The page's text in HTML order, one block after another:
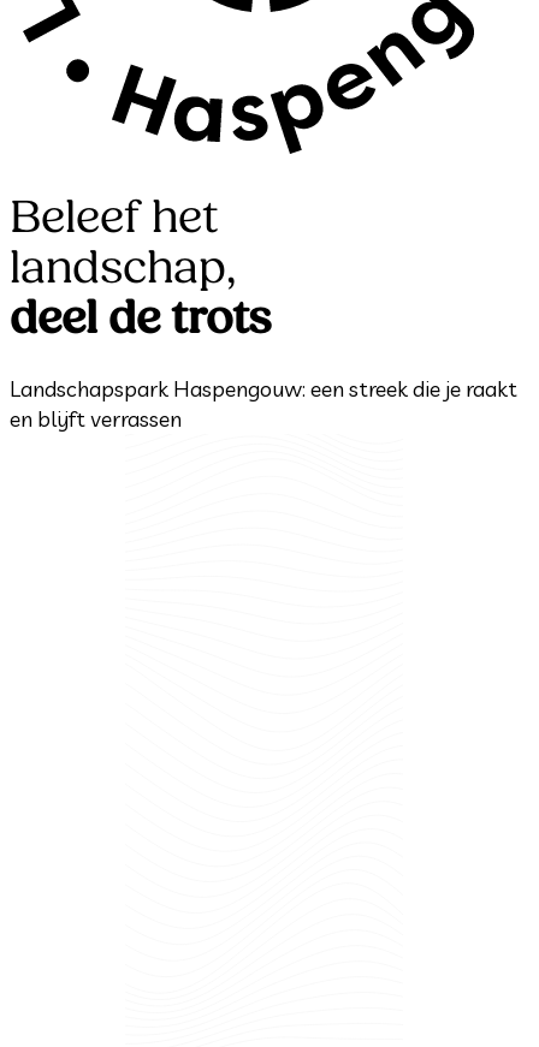
Beleef het
landschap,
deel de trots
Landschapspark Haspengouw: een streek die je raakt
en blijft verrassen